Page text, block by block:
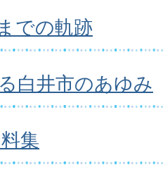
での軌跡
白井市のあゆみ
集